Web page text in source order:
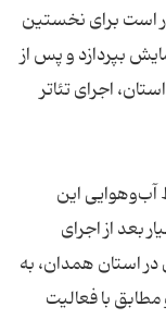
است برای نخستین
نمایش بپردازد و پس از
اجرای تئاتر
آب‌وهوایی این
بعد از اجرای
استان همدان، به
با فعالیت